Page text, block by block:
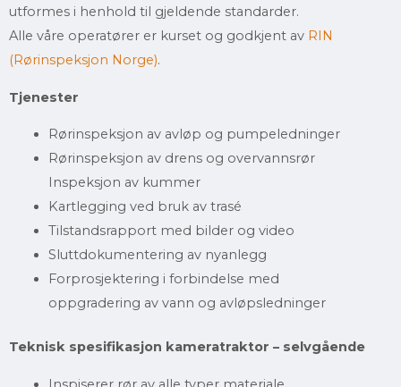
utformes i henhold til gjeldende standarder.
Alle våre operatører er kurset og godkjent av RIN
(Rørinspeksjon Norge).
Tjenester
Rørinspeksjon av avløp og pumpeledninger
Rørinspeksjon av drens og overvannsrør
Inspeksjon av kummer
Kartlegging ved bruk av trasé
Tilstandsrapport med bilder og video
Sluttdokumentering av nyanlegg
Forprosjektering i forbindelse med
oppgradering av vann og avløpsledninger
Teknisk spesifikasjon kameratraktor – selvgående